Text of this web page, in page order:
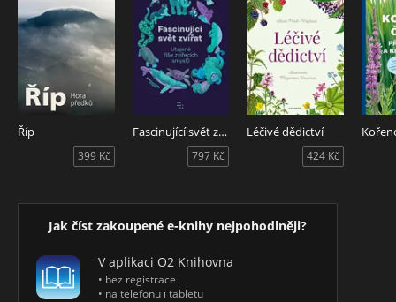
Říp
399 Kč
Fascinující svět zvířat
797 Kč
Léčivé dědictví
424 Kč
Jak číst zakoupené e-knihy nejpohodlněji?
V aplikaci O2 Knihovna
• bez registrace
• na telefonu i tabletu